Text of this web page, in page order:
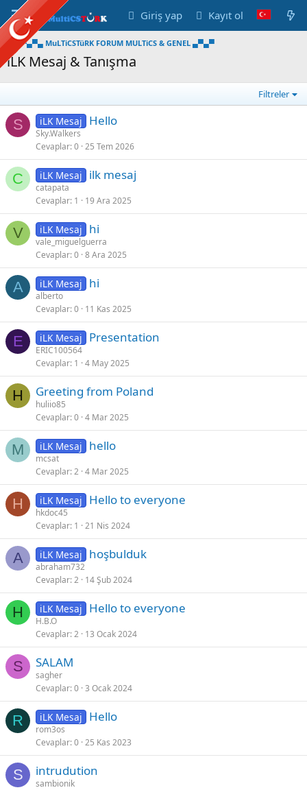
Giriş yap Kayıt ol
▀▄▀▄ MuLTiCSTüRK FORUM MULTiCS & GENEL ▄▀▄▀
iLK Mesaj & Tanışma
Filtreler
S iLK Mesaj Hello
Sky.Walkers
Cevaplar 0 25 Tem 2026
C iLK Mesaj ilk mesaj
catapata
Cevaplar 1 19 Ara 2025
V iLK Mesaj hi
vale_miguelguerra
Cevaplar 0 8 Ara 2025
A iLK Mesaj hi
alberto
Cevaplar 0 11 Kas 2025
E iLK Mesaj Presentation
ERIC100564
Cevaplar 1 4 May 2025
H Greeting from Poland
huliio85
Cevaplar 0 4 Mar 2025
M iLK Mesaj hello
mcsat
Cevaplar 2 4 Mar 2025
H iLK Mesaj Hello to everyone
hkdoc45
Cevaplar 1 21 Nis 2024
A iLK Mesaj hoşbulduk
abraham732
Cevaplar 2 14 Şub 2024
H iLK Mesaj Hello to everyone
H.B.O
Cevaplar 2 13 Ocak 2024
S SALAM
sagher
Cevaplar 0 3 Ocak 2024
R iLK Mesaj Hello
rom3os
Cevaplar 0 25 Kas 2023
S intrudution
sambionik